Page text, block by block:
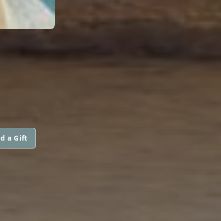
a Gift